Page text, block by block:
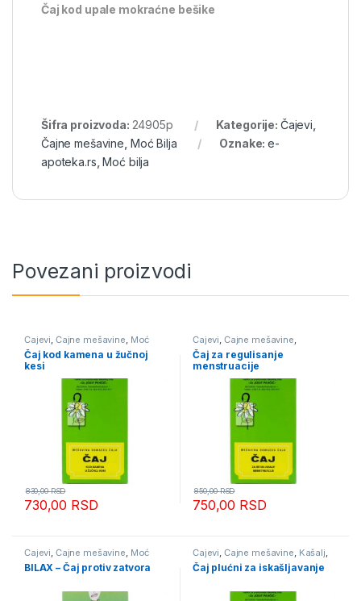
Čaj kod upale mokraćne bešike
Šifra proizvoda: 24905p Kategorije: Čajevi
Čajne mešavine Moć Bilja Oznake:e-
apoteka.rs ,Moć bilja
Povezani proizvodi
Čajevi Čajne mešavine Moć
Bilja Organi za varenje
Čaj kod kamena u žučnoj
kesi
730,00 RSD
830,00RSD
Čajevi Čajne mešavine
Menopauza i PMS , Moć Bilja
Čaj za regulisanje
menstruacije
750,00 RSD
850,00RSD
Čajevi, Čajne mešavine, Moć
Bilja,Organi za varenje
BILAX – Čaj protiv zatvora
Čajevi, Čajne mešavine, Kašalj,
Moć Bilja
Čaj plućni za iskašljavanje